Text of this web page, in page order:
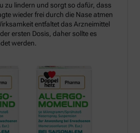
zu lindern und sorgt so dafür, dass
wieder frei durch die Nase atmen
entfaltet das Arzneimittel
ersten Dosis, daher sollte es
werden.